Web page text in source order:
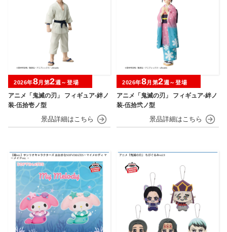
アニメ「鬼滅の刃」 フィギュア-絆ノ
装-伍拾壱ノ型
2026年8月第2週～登場
アニメ「鬼滅の刃」 フィギュア-絆ノ
装-伍拾弐ノ型
2026年8月第2週～登場